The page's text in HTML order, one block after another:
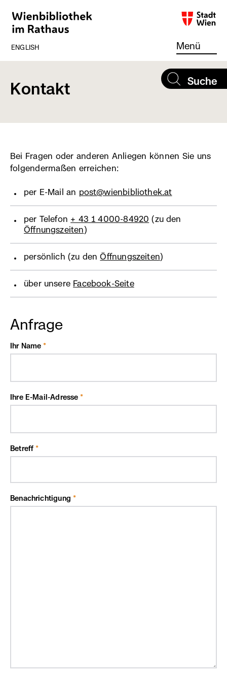
zum
Inhalt
ENGLISH
Link,
öffnet
in
neuem
Fenster)
Menü
Suche
Kontakt
Bei Fragen oder anderen Anliegen können Sie uns
folgendermaßen erreichen:
per E-Mail an post@wienbibliothek.at
per Telefon + 43 1 4000-84920 (zu den
Öffnungszeiten)
persönlich (zu denÖffnungszeiten)
über unsere Facebook-Seite(externer
Link,
Anfrage
Ihr Name
Ihre E-Mail-Adresse
Betreff
Benachrichtigung